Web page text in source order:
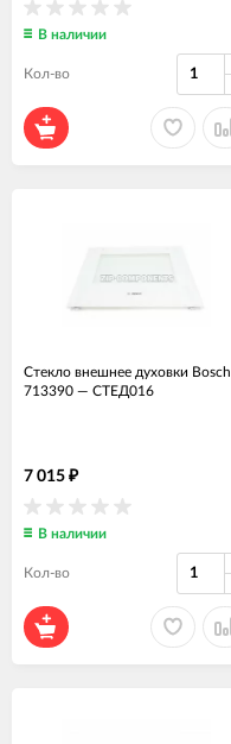
В наличии
Кол-во
Стекло внешнее духовки Bosch
713390 — СТЕД016
7 015 ₽
В наличии
Кол-во